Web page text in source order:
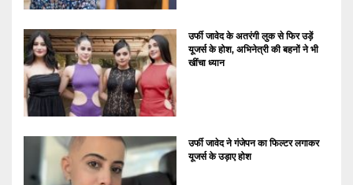
उर्फी जावेद के अतरंगी लुक से फिर उड़ें
यूजर्स के होश, अभिनेत्री की बहनों ने भी
खींचा ध्यान
उर्फी जावेद ने गंजेपन का फिल्टर लगाकर
यूजर्स के उड़ाए होश